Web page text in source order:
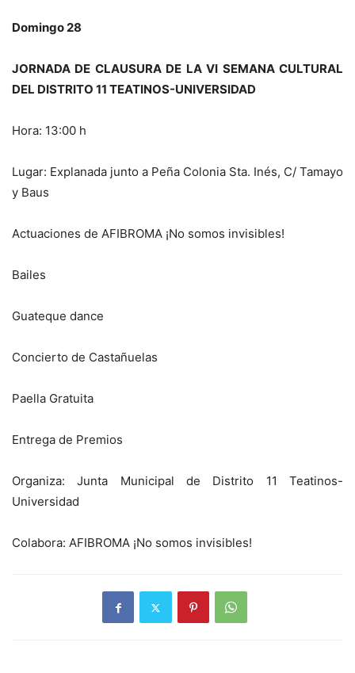
Domingo 28
JORNADA DE CLAUSURA DE LA VI SEMANA CULTURAL
DEL DISTRITO 11 TEATINOS-UNIVERSIDAD
Hora: 13:00 h
Lugar: Explanada junto a Peña Colonia Sta. Inés, C/ Tamayo
y Baus
Actuaciones de AFIBROMA ¡No somos invisibles!
Bailes
Guateque dance
Concierto de Castañuelas
Paella Gratuita
Entrega de Premios
Organiza: Junta Municipal de Distrito 11 Teatinos-
Universidad
Colabora: AFIBROMA ¡No somos invisibles!